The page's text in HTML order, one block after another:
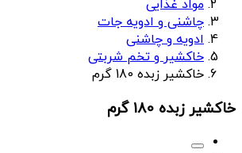
مواد غذایی
چاشنی و ادویه جات
ادویه و چاشنی
خاکشیر و تخم شربتی
خاکشیر زبده 180 گرم
خاکشیر زبده 180 گرم